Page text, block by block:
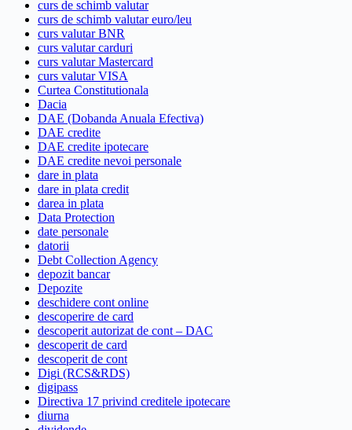
curs de schimb valutar
curs de schimb valutar euro/leu
curs valutar BNR
curs valutar carduri
curs valutar Mastercard
curs valutar VISA
Curtea Constitutionala
Dacia
DAE (Dobanda Anuala Efectiva)
DAE credite
DAE credite ipotecare
DAE credite nevoi personale
dare in plata
dare in plata credit
darea in plata
Data Protection
date personale
datorii
Debt Collection Agency
depozit bancar
Depozite
deschidere cont online
descoperire de card
descoperit autorizat de cont – DAC
descoperit de card
descoperit de cont
Digi (RCS&RDS)
digipass
Directiva 17 privind creditele ipotecare
diurna